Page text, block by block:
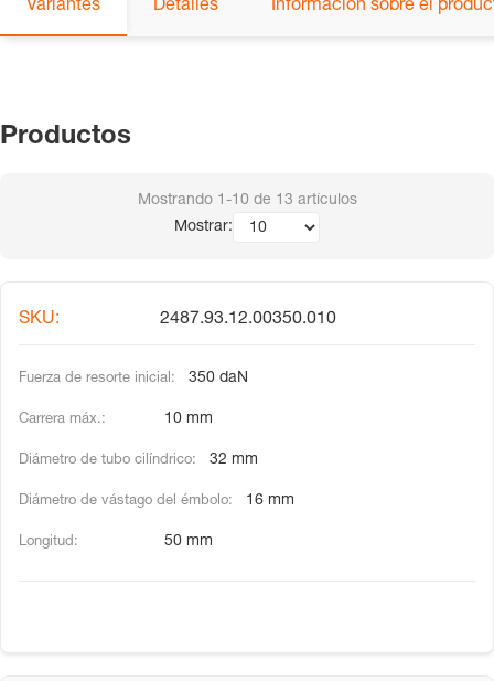
Variantes Detalles Información sobre el
Productos
Mostrando 1-10 de 13 artículos
Mostrar:
2487.93.12.00350.010
350 daN
10 mm
32 mm
16 mm
50 mm